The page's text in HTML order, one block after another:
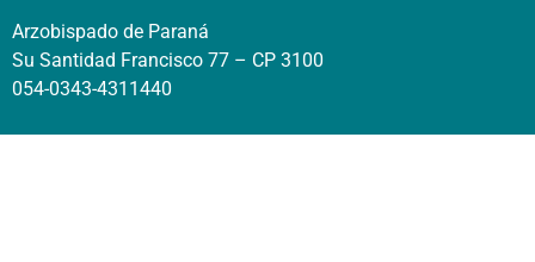
Arzobispado de Paraná
Su Santidad Francisco 77 – CP 3100
054-0343-4311440